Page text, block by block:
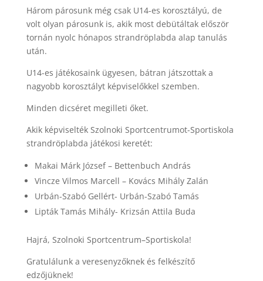
Három párosunk még csak U14-es korosztályú, de
volt olyan párosunk is, akik most debütáltak először
tornán nyolc hónapos strandröplabda alap tanulás
után.
U14-es játékosaink ügyesen, bátran játszottak a
nagyobb korosztályt képviselőkkel szemben.
Minden dicséret megilleti őket.
Akik képviselték Szolnoki Sportcentrumot-Sportiskola
strandröplabda játékosi keretét:
Makai Márk József – Bettenbuch András
Vincze Vilmos Marcell – Kovács Mihály Zalán
Urbán-Szabó Gellért- Urbán-Szabó Tamás
Lipták Tamás Mihály- Krizsán Attila Buda
Hajrá, Szolnoki Sportcentrum–Sportiskola!
Gratulálunk a veresenyzőknek és felkészítő
edzőjüknek!